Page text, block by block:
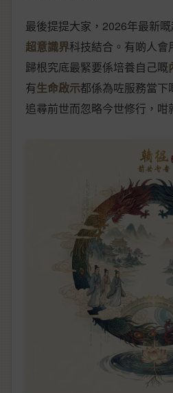
最後提提大家，2026年最新
超意識界科技結合。有啲人會
歸根究底最緊要係培養自己嘅
有生命啟示都係為咗服務當下
追尋前世而忽略今世修行，咁